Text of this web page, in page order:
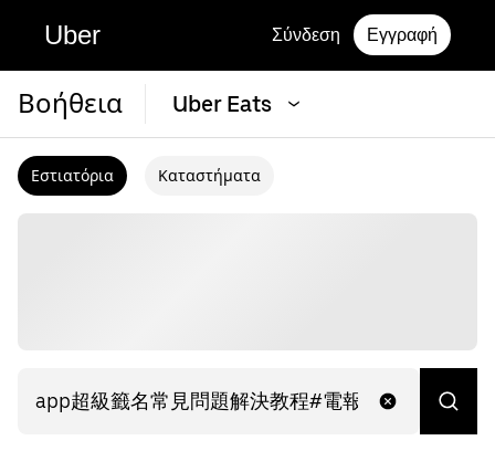
Uber Σύνδεση Εγγραφή
Βοήθεια Uber Eats
Εστιατόρια Καταστήματα